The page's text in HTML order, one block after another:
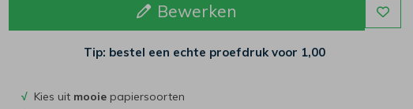
Bewerken
Tip: bestel een echte proefdruk voor 1,00
√Kies uit mooie papiersoorten